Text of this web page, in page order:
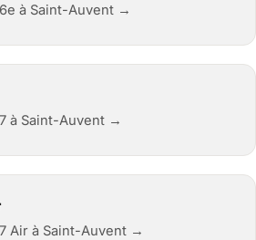
à Saint-Auvent →
à Saint-Auvent →
Air à Saint-Auvent →